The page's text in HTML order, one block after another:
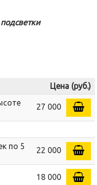
Цена (руб.)
27 000
по 5
22 000
18 000